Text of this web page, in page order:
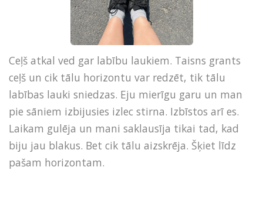
Ceļš atkal ved gar labību laukiem. Taisns grants
ceļš un cik tālu horizontu var redzēt, tik tālu
labības lauki sniedzas. Eju mierīgu garu un man
pie sāniem izbijusies izlec stirna. Izbīstos arī es.
Laikam gulēja un mani saklausīja tikai tad, kad
biju jau blakus. Bet cik tālu aizskrēja. Šķiet līdz
pašam horizontam.